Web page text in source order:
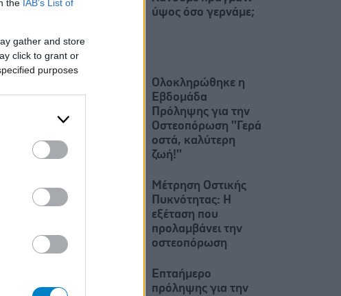
the IAB’s List of
gather and store
click to grant or
purposes
ύψος όσο γερνάμε;
Ολοκληρώθηκε η
Εβδομάδα
Πρόληψης για την
Οστεοπόρωση ''Γερά
οστά, καλύτερη
ζωή!''
Μέτρηση Οστικής
Πυκνότητας: Η
εξέταση που
προλαμβάνει την
οστεοπόρωση
Επταήμερο
πρόληψης για την